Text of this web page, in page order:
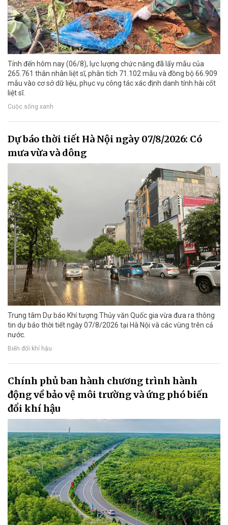
Tính đến hôm nay (06/8), lực lượng chức năng đã lấy mẫu của
265.761 thân nhân liệt sĩ, phân tích 71.102 mẫu và đồng bộ 66.909
mẫu vào cơ sở dữ liệu, phục vụ công tác xác định danh tính hài cốt
liệt sĩ.
Cuộc sống xanh
Dự báo thời tiết Hà Nội ngày 07/8/2026: Có
mưa vừa và dông
Trung tâm Dự báo Khí tượng Thủy văn Quốc gia vừa đưa ra thông
tin dự báo thời tiết ngày 07/8/2026 tại Hà Nội và các vùng trên cả
nước.
Biến đổi khí hậu
Chính phủ ban hành chương trình hành
động về bảo vệ môi trường và ứng phó biến
đổi khí hậu